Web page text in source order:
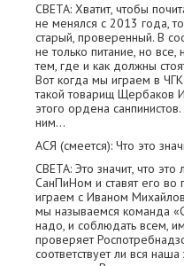
СВЕТА: Хватит, чтобы
не менялся с 2013 года,
старый, проверенный. В
не только питание, но все,
тем, где и как должны
Вот когда мы играем в
такой товарищ Щербаков
этого ордена
ним…
АСЯ (смеется): Что это
СВЕТА: Это значит, что
СанПиНом и ставят его во
играем с Иваном
мы называемся команда
надо, и соблюдать всем,
проверяет
соответствует ли вся